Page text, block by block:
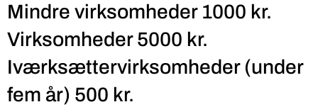
Mindre virksomheder 1000 kr.
Virksomheder 5000 kr.
Iværksættervirksomheder (under
fem år) 500 kr.